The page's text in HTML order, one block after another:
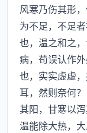
风寒乃伤其形
为不足，不足
也，温之和之
病，苟误认作
也，实实虚虚
耳，然则奈何
其阳，甘寒以
温能除大热，